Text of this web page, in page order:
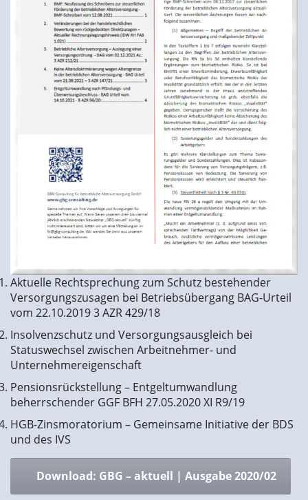
Aktuelle Rechtsprechung zum Schutz bestehender
Versorgungszusagen bei Betriebsübergang BAG-Urteil
vom 22.10.2019 3 AZR 429/18
Insolvenzschutz und Versorgungsausgleich bei
Statuswechsel zwischen Arbeitnehmer- und
Unternehmereigenschaft
Pensionsrückstellung – Entgeltumwandlung
beherrschender GGF BFH 27.05.2020 XI R9/19
HGB-Zinsmoratorium – Gemeinsame Initiative der BDS
und des IVS
Download: GBG – aktuell | Ausgabe 2020/02